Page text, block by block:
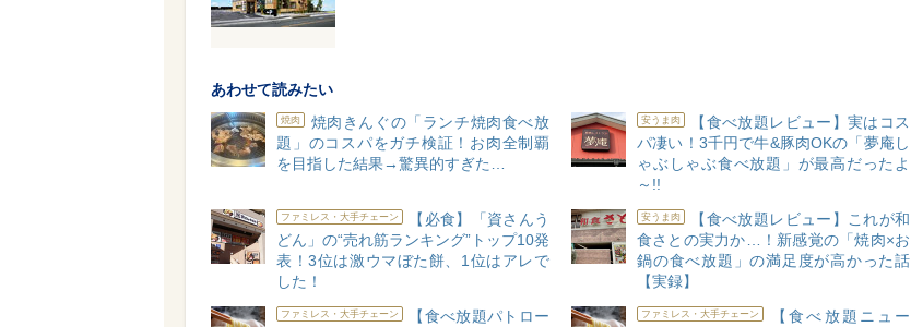
あわせて読みたい
焼肉
焼肉きんぐの「ランチ焼肉食べ放
題」のコスパをガチ検証！お肉全制覇
を目指した結果→驚異的すぎた…
安うま肉
【食べ放題レビュー】実はコス
パ凄い！3千円で牛&豚肉OKの「夢庵し
ゃぶしゃぶ食べ放題」が最高だったよ
～!!
ファミレス・大手チェーン
【必食】「資さんう
どん」の“売れ筋ランキング”トップ10発
表！3位は激ウマぼた餅、1位はアレで
した！
安うま肉
【食べ放題レビュー】これが和
食さとの実力か…！新感覚の「焼肉×お
鍋の食べ放題」の満足度が高かった話
【実録】
ファミレス・大手チェーン
【食べ放題パトロー
ファミレス・大手チェーン
【食べ放題ニュー